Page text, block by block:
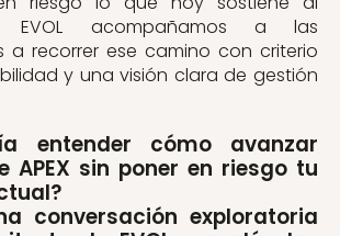
EVOL acompañamos a las
a recorrer ese camino con criterio
y una visión clara de gestión
entender cómo avanzar
APEX sin poner en riesgo tu
conversación exploratoria